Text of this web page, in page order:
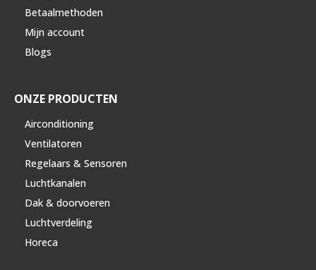
Betaalmethoden
Mijn account
Blogs
ONZE PRODUCTEN
Airconditioning
Ventilatoren
Regelaars & Sensoren
Luchtkanalen
Dak & doorvoeren
Luchtverdeling
Horeca